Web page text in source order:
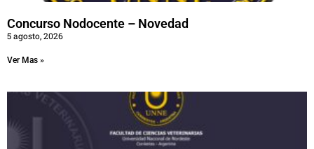
Concurso Nodocente – Novedad
5 agosto, 2026
Ver Mas »